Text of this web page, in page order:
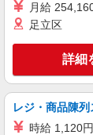
キ
紹介予定派遣
株式会社シエロ
月給
足立区
詳細
レジ・商品陳列
時給 1,120円